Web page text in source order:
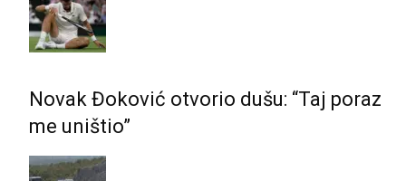
Novak Đoković otvorio dušu: “Taj poraz
me uništio”